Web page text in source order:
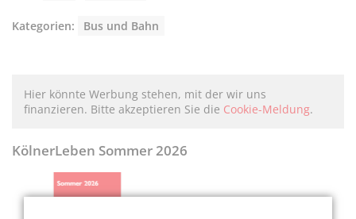
Kategorien: Bus und Bahn
Hier könnte Werbung stehen, mit der wir uns
finanzieren. Bitte akzeptieren Sie die Cookie-Meldung.
KölnerLeben Sommer 2026